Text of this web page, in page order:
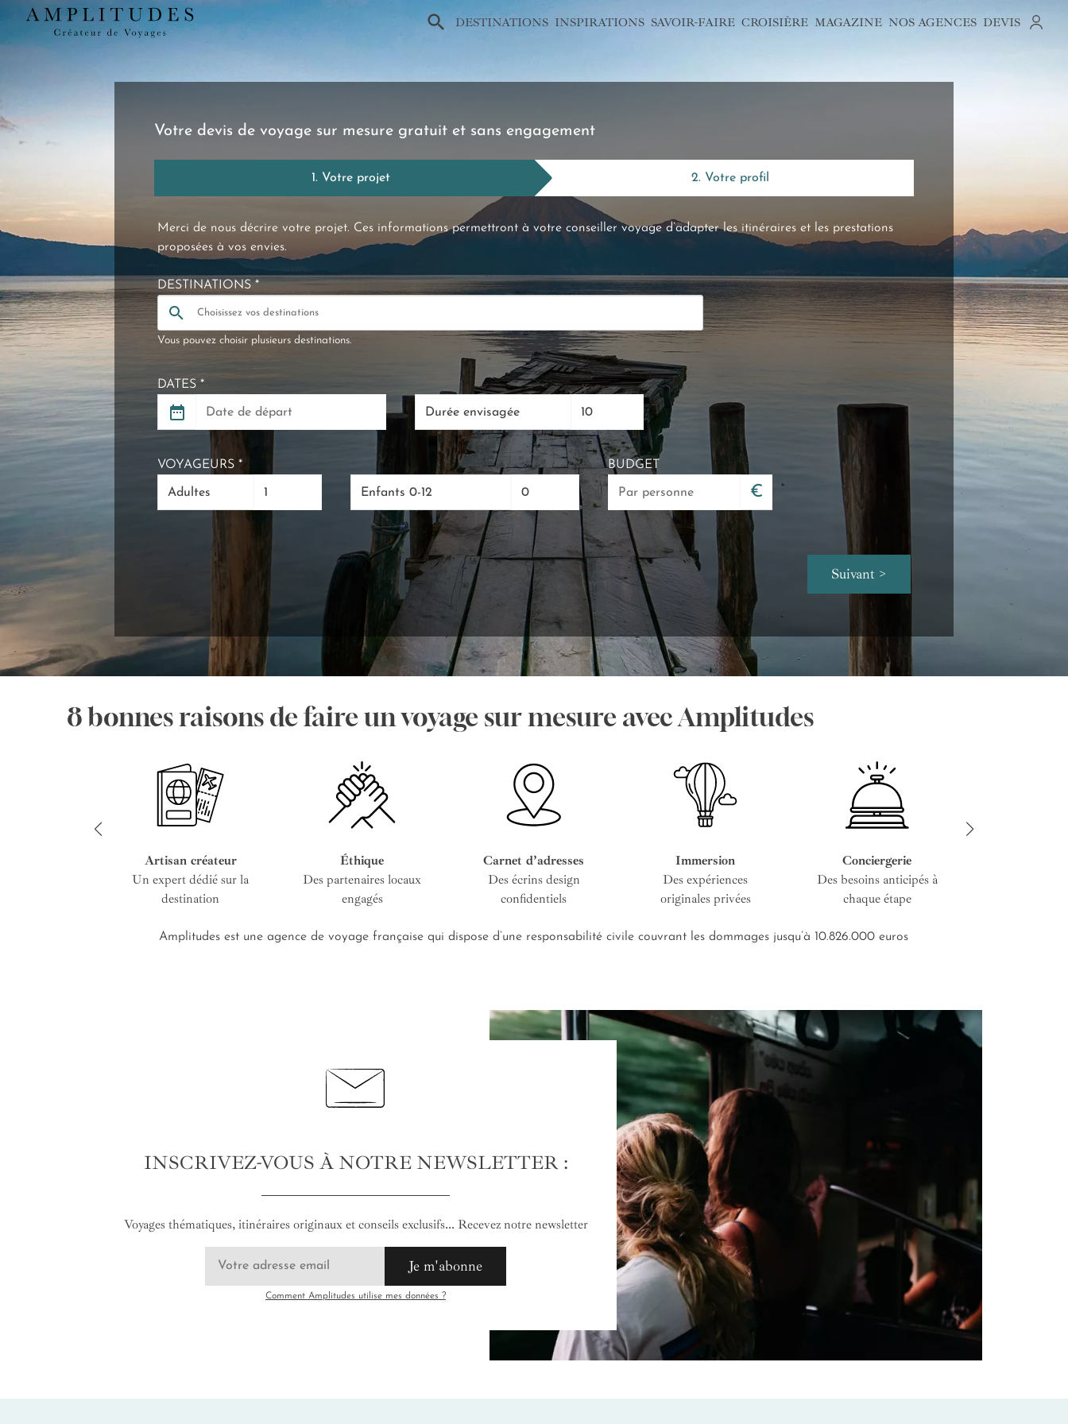
× DESTINATIONS INSPIRATIONS SAVOIR-FAIRE CROISIÈRE MAGAZINE NOS AGENCES DEVIS
Votre devis de voyage sur mesure gratuit et sans engagement
1. Votre projet 2. Votre profil
Merci de nous décrire votre projet. Ces informations permettront à votre conseiller voyage d’adapter les itinéraires et les prestations
proposées à vos envies.
DESTINATIONS *
Vous pouvez choisir plusieurs destinations.
DATES *
Durée envisagée
VOYAGEURS *
Adultes Enfants 0-12
BUDGET
€
Suivant >
8 bonnes raisons de faire un voyage sur mesure avec Amplitudes
Artisan créateur
Un expert dédié sur la
destination
Éthique
Des partenaires locaux
engagés
Carnet d’adresses
Des écrins design
confidentiels
Immersion
Des expériences
originales privées
Conciergerie
Des besoins anticipés à
chaque étape
Amplitudes est une agence de voyage française qui dispose d’une responsabilité civile couvrant les dommages jusqu’à 10.826.000 euros
INSCRIVEZ-VOUS À NOTRE NEWSLETTER :
Voyages thématiques, itinéraires originaux et conseils exclusifs... Recevez notre newsletter
Je m'abonne
Comment Amplitudes utilise mes données ?